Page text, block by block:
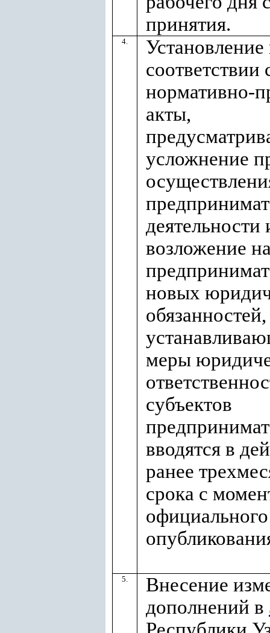
принятия.
4.
соответствии
нормативно-
акты,
усложнение
деятельности
возложение
новых
меры
субъектов
вводятся в
ранее
срока с
официального
5.
Внесение
дополнений в